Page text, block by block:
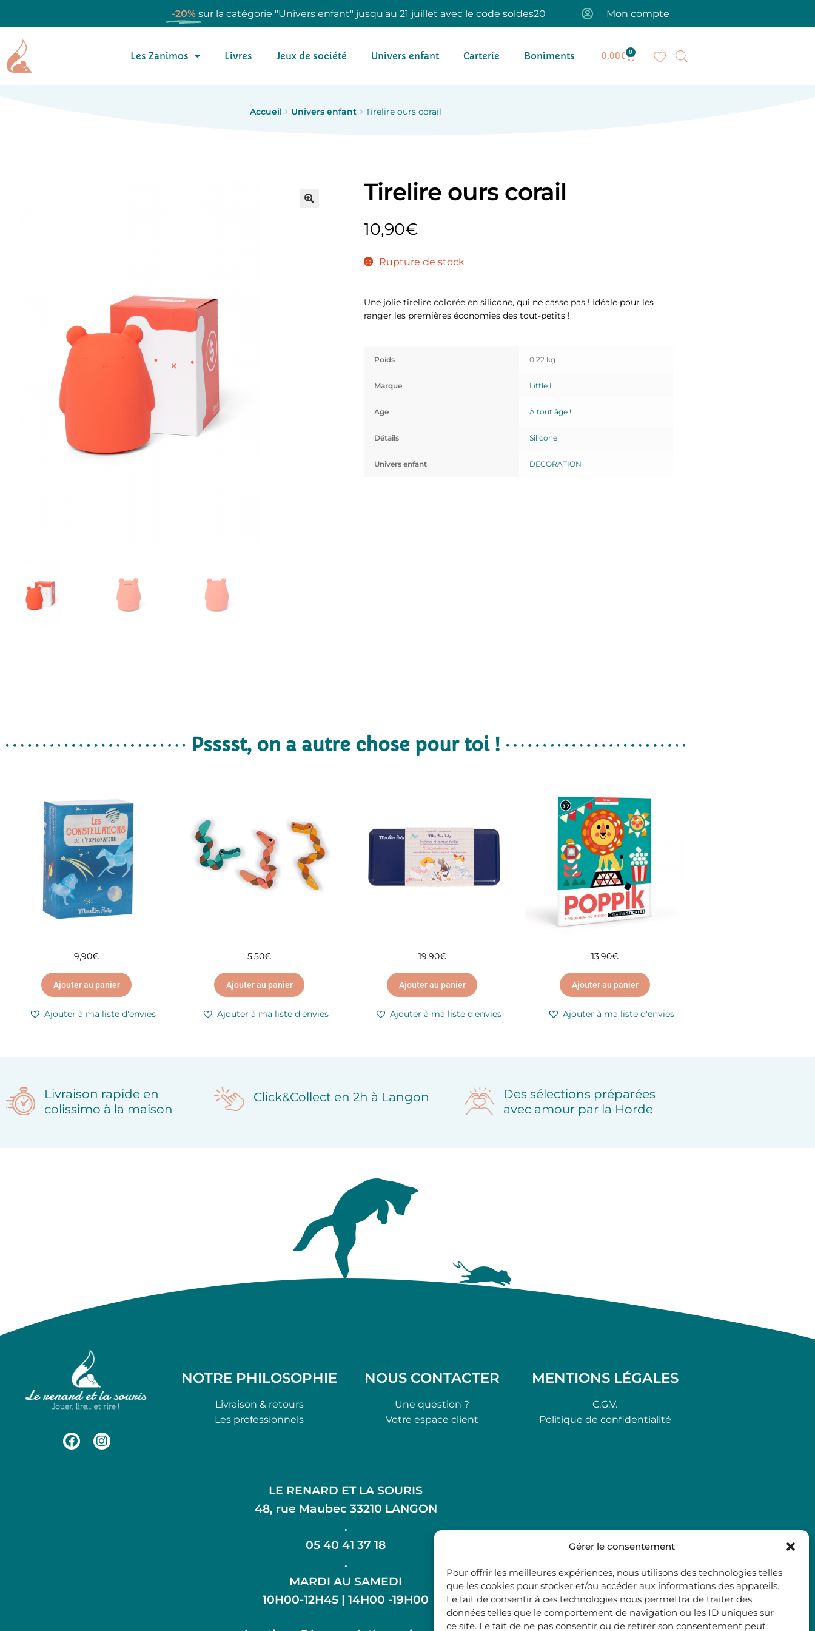
Gérer le consentement
Pour offrir les meilleures expériences, nous utilisons des technologies telles
que les cookies pour stocker et/ou accéder aux informations des appareils.
Le fait de consentir à ces technologies nous permettra de traiter des
données telles que le comportement de navigation ou les ID uniques sur
ce site. Le fait de ne pas consentir ou de retirer son consentement peut
-20% sur la catégorie "Univers enfant" jusqu'au 21 juillet avec le code soldes20 Mon compte
Les Zanimos Livres Jeux de société Univers enfant Carterie Boniments 0,00€ 0
Accueil Univers enfant Tirelire ours corail
Tirelire ours corail
10,90€
Rupture de stock
Une jolie tirelire colorée en silicone, qui ne casse pas ! Idéale pour les
ranger les premières économies des tout-petits !
Poids 0,22 kg
Marque Little L
Age À tout âge !
Détails Silicone
Univers enfant DECORATION
Psssst, on a autre chose pour toi !
9,90€
Ajouter au panier
Ajouter à ma liste d'envies
5,50€
Ajouter au panier
Ajouter à ma liste d'envies
19,90€
Ajouter au panier
Ajouter à ma liste d'envies
13,90€
Ajouter au panier
Ajouter à ma liste d'envies
Livraison rapide en
colissimo à la maison
Click&Collect en 2h à Langon
Des sélections préparées
avec amour par la Horde
NOTRE PHILOSOPHIE
Livraison & retours
Les professionnels
NOUS CONTACTER
Une question ?
Votre espace client
MENTIONS LÉGALES
C.G.V.
Politique de confidentialité
LE RENARD ET LA SOURIS
48, rue Maubec 33210 LANGON
.
05 40 41 37 18
.
MARDI AU SAMEDI
10H00-12H45 | 14H00 -19H00